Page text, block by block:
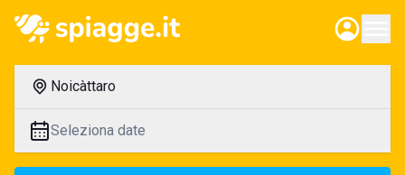
Noicàttaro
Seleziona date